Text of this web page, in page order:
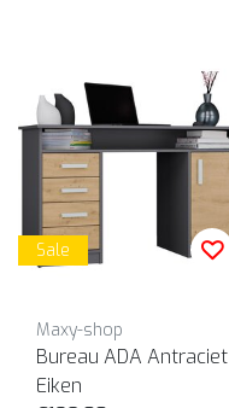
Sale
Maxy-shop
Bureau ADA Antraciet
Eiken